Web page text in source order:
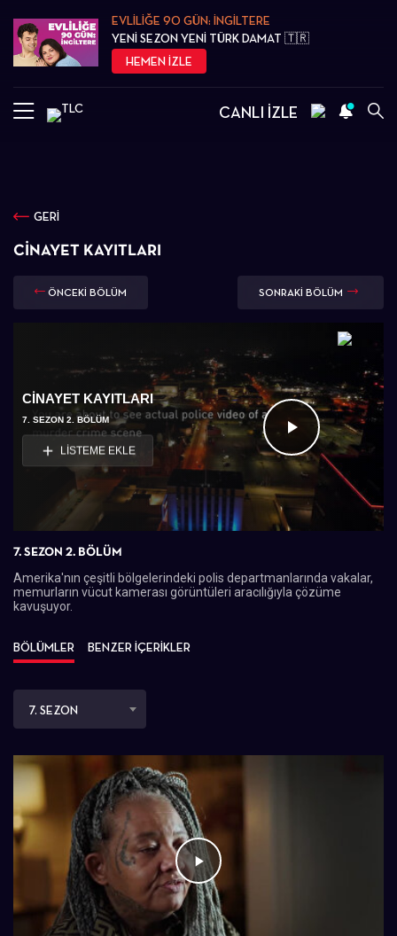
EVLİLİĞE 90 GÜN: İNGİLTERE
YENİ SEZON YENİ TÜRK DAMAT 🇹🇷
HEMEN İZLE
CANLI İZLE
GERİ
CINAYET KAYITLARI
ÖNCEKİ BÖLÜM SONRAKİ BÖLÜM
Videoyu
Oynat
CINAYET KAYITLARI
7. SEZON 2. BÖLÜM
LİSTEME EKLE
7. SEZON 2. BÖLÜM
Amerika'nın çeşitli bölgelerindeki polis departmanlarında vakalar,
memurların vücut kamerası görüntüleri aracılığıyla çözüme
kavuşuyor.
BÖLÜMLER BENZER İÇERİKLER
7. SEZON